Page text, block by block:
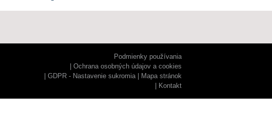
Podmienky používania
Ochrana osobných údajov a cookies
GDPR - Nastavenie sukromia
Mapa stránok
Kontakt